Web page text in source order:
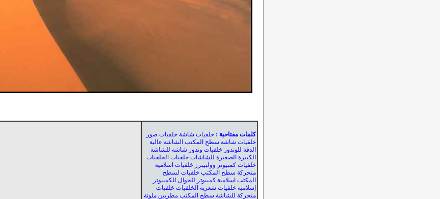
كلمات مفتاحية : خلفيات شاشة خلفيات صور
خلفيات شاشة سطح المكتب الشاشة عالية
الدقة للوندوز خلفيات وندوز شاشة للشاشة
الكبيرة الصغيرة للشاشات خلفيات الخلفيات
خلفيات كمبيوتر وولبيبرز خلفيات اسلامية
متحركة سطح المكتب خلفيات لسطح
المكتب اسلامية كمبيوتر للجوال للكمبيوتر
إسلامية خلفيات شعرية الخلفيات خلفيات
متحركة للشاشة سطح المكتب مطربين ملونة